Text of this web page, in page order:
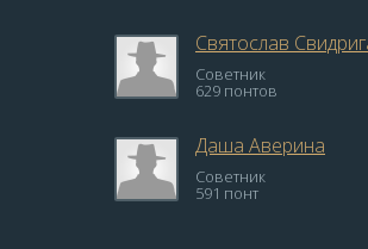
Святослав
Советник
629 понтов
Даша Аверина
Советник
591 понт